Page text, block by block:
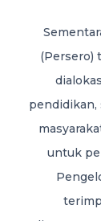
(Persero)
pendidikan,
untuk